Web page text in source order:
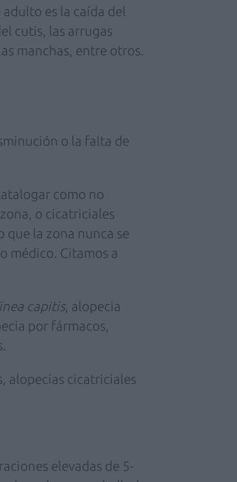
es la caída del
cutis, las arrugas
manchas, entre otros.
o la falta de
como no
o cicatriciales
la zona nunca se
médico. Citamos a
capitis, alopecia
por fármacos,
alopecias cicatriciales
elevadas de 5-